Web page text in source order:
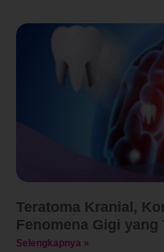
Teratoma Kranial,
Fenomena Gigi yang
Selengkapnya »